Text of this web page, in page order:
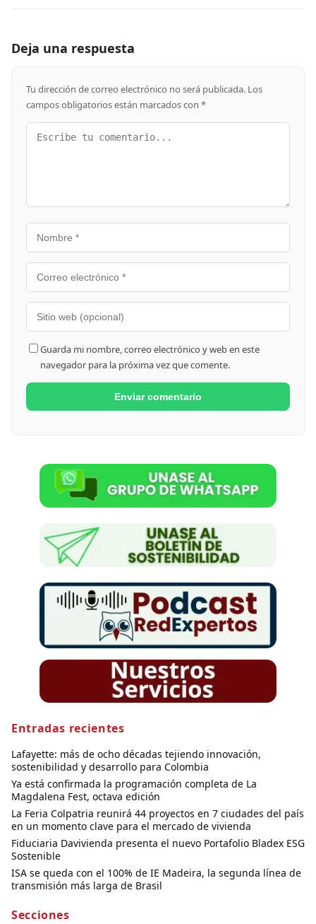
Deja una respuesta
Tu dirección de correo electrónico no será publicada. Los
campos obligatorios están marcados con *
Guarda mi nombre, correo electrónico y web en este
navegador para la próxima vez que comente.
Entradas recientes
Lafayette: más de ocho décadas tejiendo innovación,
sostenibilidad y desarrollo para Colombia
Ya está confirmada la programación completa de La
Magdalena Fest, octava edición
La Feria Colpatria reunirá 44 proyectos en 7 ciudades del país
en un momento clave para el mercado de vivienda
Fiduciaria Davivienda presenta el nuevo Portafolio Bladex ESG
Sostenible
ISA se queda con el 100% de IE Madeira, la segunda línea de
transmisión más larga de Brasil
Secciones